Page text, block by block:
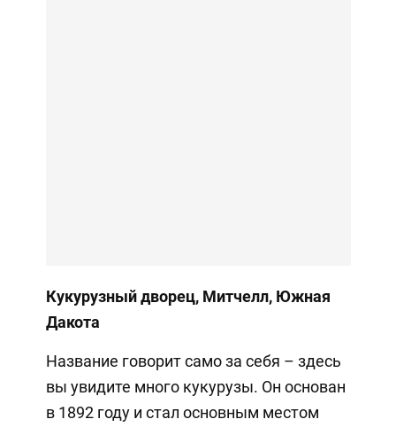
Кукурузный дворец, Митчелл, Южная
Дакота
Название говорит само за себя – здесь
вы увидите много кукурузы. Он основан
в 1892 году и стал основным местом